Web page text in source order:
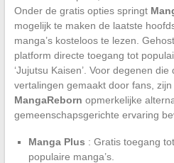
Onder de gratis opties springt
mogelijk te maken de laatste
manga’s kosteloos te lezen.
platform directe toegang tot
‘Jujutsu Kaisen’. Voor degenen
vertalingen gemaakt door fans, zijn
MangaReborn opmerkelijke
gemeenschapsgerichte ervaring
Manga Plus : Gratis toegang
populaire manga’s.